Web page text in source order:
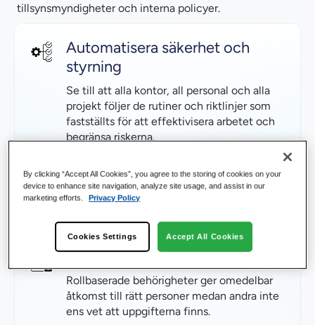
tillsynsmyndigheter och interna policyer.
Automatisera säkerhet och
styrning
Se till att alla kontor, all personal och alla
projekt följer de rutiner och riktlinjer som
fastställts för att effektivisera arbetet och
begränsa riskerna.
Policyer från klienter, regleringar eller
rättstvister för datalagring eller -förstörelse
användare och team.
Begränsa läckage av data
Rollbaserade behörigheter ger omedelbar
åtkomst till rätt personer medan andra inte
ens vet att uppgifterna finns.
By clicking “Accept All Cookies”, you agree to the storing of cookies on your
device to enhance site navigation, analyze site usage, and assist in our
marketing efforts.
Privacy Policy
Cookies Settings Accept All Cookies